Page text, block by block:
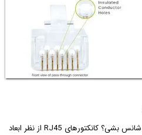
قطعا نه. فکر نمی کردی اینقدر خوش شانس بشی؟ کانکتورهای RJ45 از نظر ابعاد